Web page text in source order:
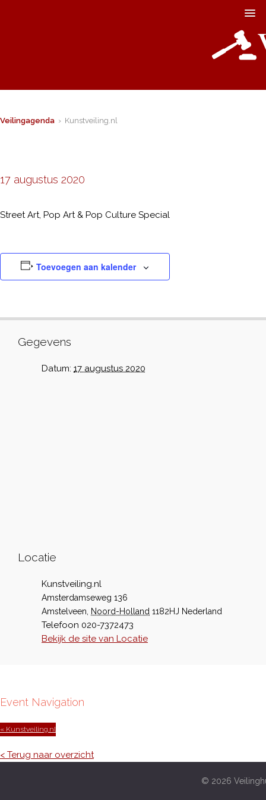
Veilingagenda › Kunstveiling.nl
17 augustus 2020
Street Art, Pop Art & Pop Culture Special
Toevoegen aan kalender
Gegevens
Datum: 17 augustus 2020
Locatie
Kunstveiling.nl
Amsterdamseweg 136
Amstelveen
Noord-Holland 1182HJ Nederland
Telefoon 020-7372473
Bekijk de site van Locatie
Event Navigation
« Kunstveiling.nl
< Terug naar overzicht
© 2026